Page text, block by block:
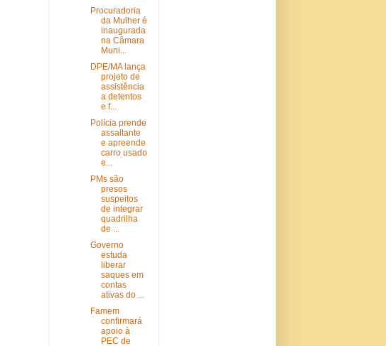
Procuradoria
da Mulher é
inaugurada
na Câmara
Muni...
DPE/MA lança
projeto de
assistência
a detentos
e f...
Polícia prende
assaltante
e apreende
carro usado
e...
PMs são
presos
suspeitos
de integrar
quadrilha
de ...
Governo
estuda
liberar
saques em
contas
ativas do ...
Famem
confirmará
apoio à
PEC de